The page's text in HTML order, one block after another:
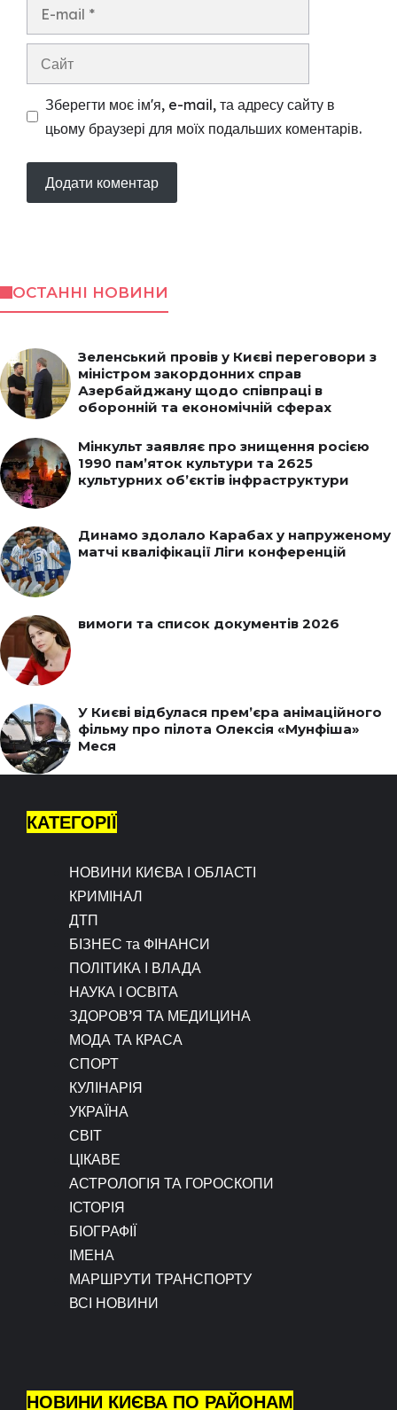
Зберегти моє ім'я, e-mail, та адресу сайту в
цьому браузері для моїх подальших коментарів.
ОСТАННІ НОВИНИ
Зеленський провів у Києві переговори з
міністром закордонних справ
Азербайджану щодо співпраці в
оборонній та економічній сферах
Мінкульт заявляє про знищення росією
1990 пам’яток культури та 2625
культурних об’єктів інфраструктури
Динамо здолало Карабах у напруженому
матчі кваліфікації Ліги конференцій
вимоги та список документів 2026
У Києві відбулася прем’єра анімаційного
фільму про пілота Олексія «Мунфіша»
Меся
КАТЕГОРІЇ
НОВИНИ КИЄВА І ОБЛАСТІ
КРИМІНАЛ
ДТП
БІЗНЕС та ФІНАНСИ
ПОЛІТИКА І ВЛАДА
НАУКА І ОСВІТА
ЗДОРОВ’Я ТА МЕДИЦИНА
МОДА ТА КРАСА
СПОРТ
КУЛІНАРІЯ
УКРАЇНА
СВІТ
ЦІКАВЕ
АСТРОЛОГІЯ ТА ГОРОСКОПИ
ІСТОРІЯ
БІОГРАФІЇ
ІМЕНА
МАРШРУТИ ТРАНСПОРТУ
ВСІ НОВИНИ
НОВИНИ КИЄВА ПО РАЙОНАМ